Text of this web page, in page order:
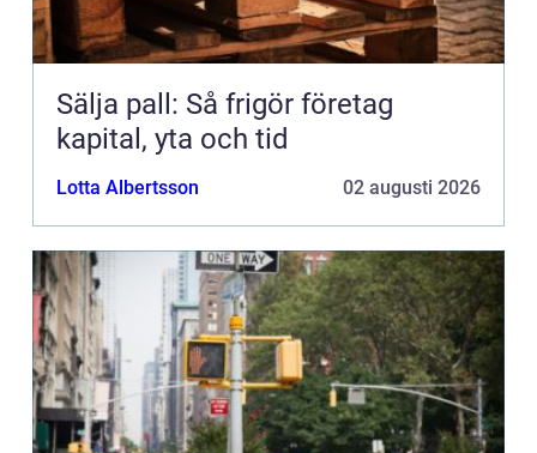
Sälja pall: Så frigör företag
kapital, yta och tid
Lotta Albertsson 02 augusti 2026